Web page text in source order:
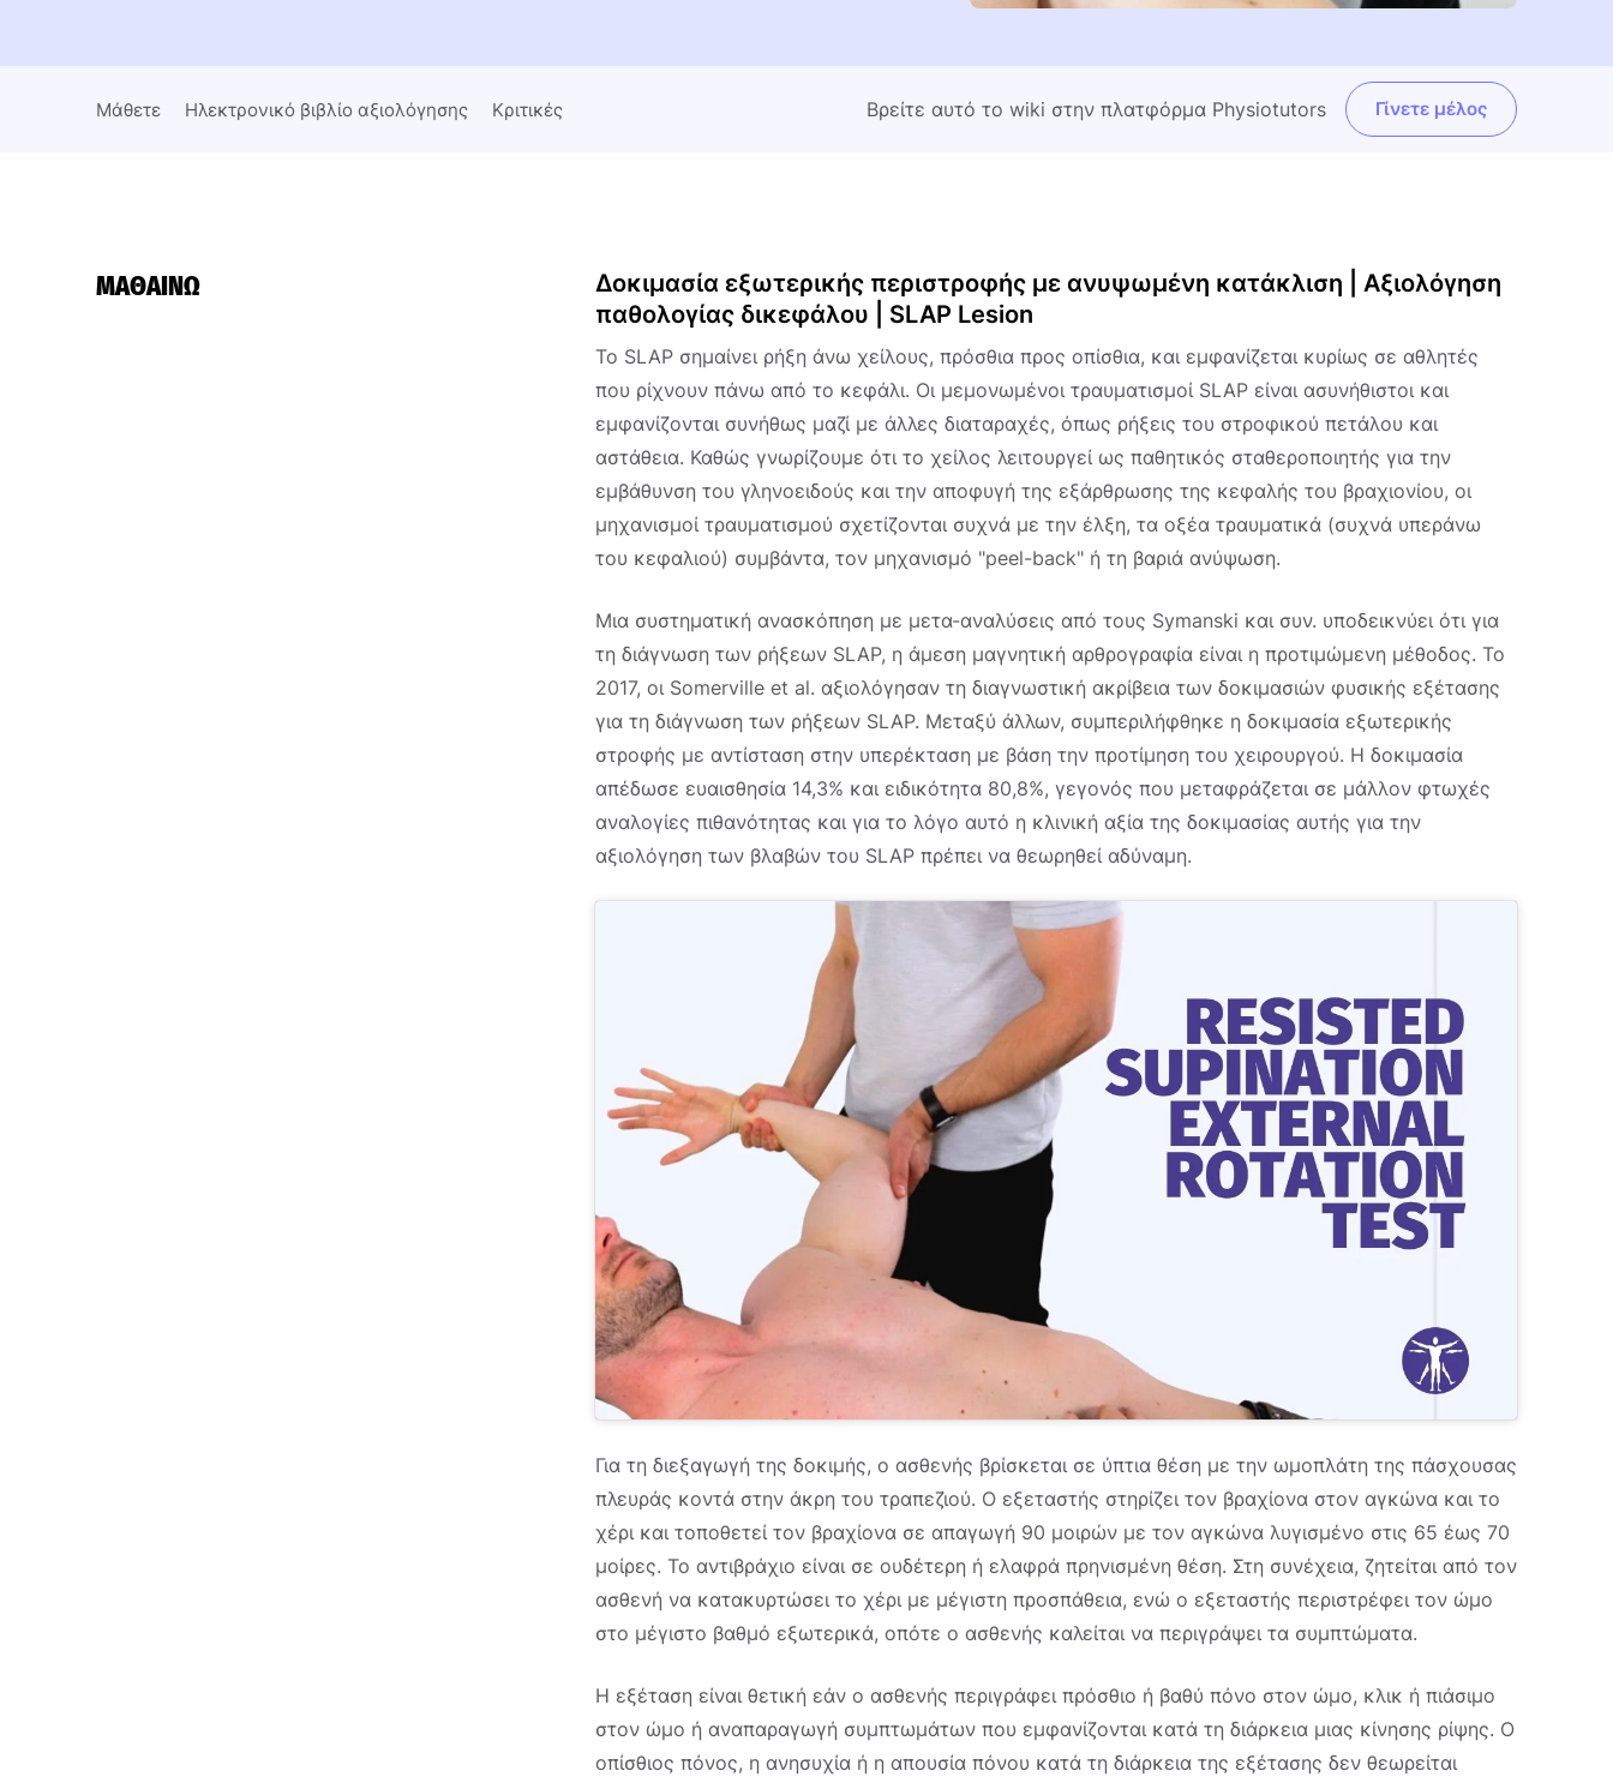
Μάθετε Ηλεκτρονικό βιβλίο αξιολόγησης Κριτικές Βρείτε αυτό το wiki στην πλατφόρμα Physiotutors Γίνετε μέλος
ΜΑΘΑΊΝΩ
Δοκιμασία εξωτερικής περιστροφής με ανυψωμένη κατάκλιση | Αξιολόγηση
παθολογίας δικεφάλου | SLAP Lesion
Το SLAP σημαίνει ρήξη άνω χείλους, πρόσθια προς οπίσθια, και εμφανίζεται κυρίως σε αθλητές
που ρίχνουν πάνω από το κεφάλι. Οι μεμονωμένοι τραυματισμοί SLAP είναι ασυνήθιστοι και
εμφανίζονται συνήθως μαζί με άλλες διαταραχές, όπως ρήξεις του στροφικού πετάλου και
αστάθεια. Καθώς γνωρίζουμε ότι το χείλος λειτουργεί ως παθητικός σταθεροποιητής για την
εμβάθυνση του γληνοειδούς και την αποφυγή της εξάρθρωσης της κεφαλής του βραχιονίου, οι
μηχανισμοί τραυματισμού σχετίζονται συχνά με την έλξη, τα οξέα τραυματικά (συχνά υπεράνω
του κεφαλιού) συμβάντα, τον μηχανισμό "peel-back" ή τη βαριά ανύψωση.
Μια συστηματική ανασκόπηση με μετα-αναλύσεις από τους Symanski και συν. υποδεικνύει ότι για
τη διάγνωση των ρήξεων SLAP, η άμεση μαγνητική αρθρογραφία είναι η προτιμώμενη μέθοδος. Το
2017, οι Somerville et al. αξιολόγησαν τη διαγνωστική ακρίβεια των δοκιμασιών φυσικής εξέτασης
για τη διάγνωση των ρήξεων SLAP. Μεταξύ άλλων, συμπεριλήφθηκε η δοκιμασία εξωτερικής
στροφής με αντίσταση στην υπερέκταση με βάση την προτίμηση του χειρουργού. Η δοκιμασία
απέδωσε ευαισθησία 14,3% και ειδικότητα 80,8%, γεγονός που μεταφράζεται σε μάλλον φτωχές
αναλογίες πιθανότητας και για το λόγο αυτό η κλινική αξία της δοκιμασίας αυτής για την
αξιολόγηση των βλαβών του SLAP πρέπει να θεωρηθεί αδύναμη.
Για τη διεξαγωγή της δοκιμής, ο ασθενής βρίσκεται σε ύπτια θέση με την ωμοπλάτη της πάσχουσας
πλευράς κοντά στην άκρη του τραπεζιού. Ο εξεταστής στηρίζει τον βραχίονα στον αγκώνα και το
χέρι και τοποθετεί τον βραχίονα σε απαγωγή 90 μοιρών με τον αγκώνα λυγισμένο στις 65 έως 70
μοίρες. Το αντιβράχιο είναι σε ουδέτερη ή ελαφρά πρηνισμένη θέση. Στη συνέχεια, ζητείται από τον
ασθενή να κατακυρτώσει το χέρι με μέγιστη προσπάθεια, ενώ ο εξεταστής περιστρέφει τον ώμο
στο μέγιστο βαθμό εξωτερικά, οπότε ο ασθενής καλείται να περιγράψει τα συμπτώματα.
Η εξέταση είναι θετική εάν ο ασθενής περιγράφει πρόσθιο ή βαθύ πόνο στον ώμο, κλικ ή πιάσιμο
στον ώμο ή αναπαραγωγή συμπτωμάτων που εμφανίζονται κατά τη διάρκεια μιας κίνησης ρίψης. Ο
οπίσθιος πόνος, η ανησυχία ή η απουσία πόνου κατά τη διάρκεια της εξέτασης δεν θεωρείται